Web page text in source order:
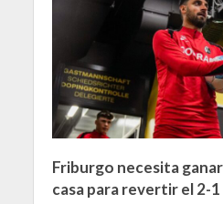
Friburgo necesita
casa para revertir el 2-1